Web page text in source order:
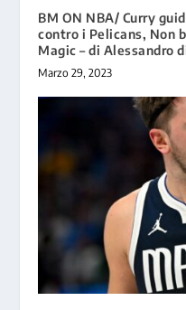
BM ON NBA/ Curry
contro i Pelicans, Non
Magic – di Alessandro
Marzo 29, 2023